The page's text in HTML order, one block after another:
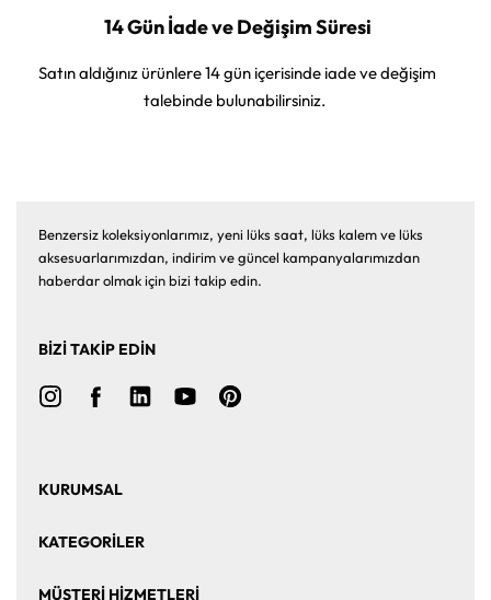
14 Gün İade ve Değişim Süresi
Satın aldığınız ürünlere 14 gün içerisinde iade ve değişim
talebinde bulunabilirsiniz.
Benzersiz koleksiyonlarımız, yeni lüks saat, lüks kalem ve lüks
aksesuarlarımızdan, indirim ve güncel kampanyalarımızdan
haberdar olmak için bizi takip edin.
BİZİ TAKİP EDİN
KURUMSAL
KATEGORİLER
MÜŞTERİ HİZMETLERİ